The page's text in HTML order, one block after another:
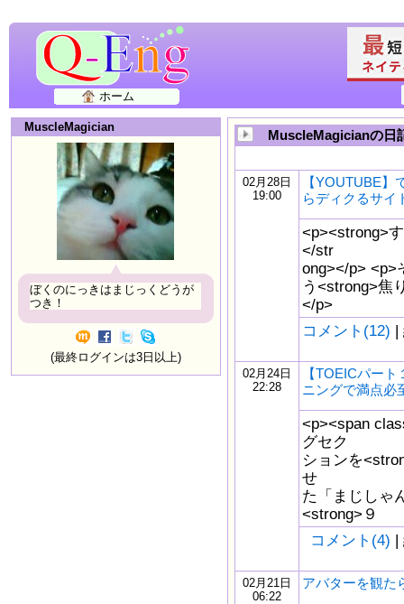
ホーム
MuscleMagician
ぼくのにっきはまじっくどうが
つき！
(最終ログインは3日以上)
MuscleMagicianの日
02月28日
19:00
【YOUTUBE】
らディクるサイ
<p><strong>
</str
ong></p> <p>
う<strong>焦
</p>
コメント(12) |
02月24日
22:28
【TOEICパー
ニングで満点必
<p><span
グセク
ションを
せ
た「まじしゃ
<strong>９
コメント(4) |
02月21日
06:22
アバターを観た